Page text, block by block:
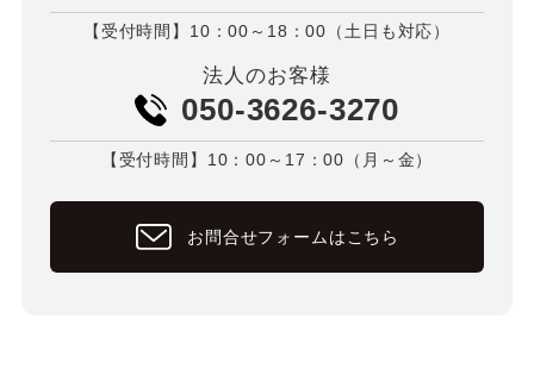
【受付時間】10：00～18：00（土日も対応）
法人のお客様
050-3626-3270
【受付時間】10：00～17：00（月～金）
お問合せフォームはこちら